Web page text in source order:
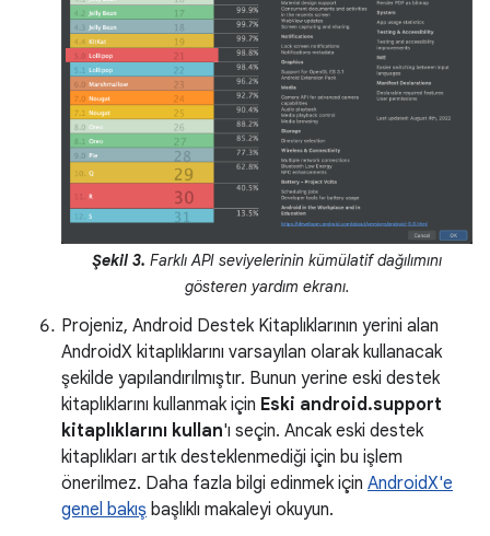
Şekil 3. Farklı API seviyelerinin kümülatif dağılımını
gösteren yardım ekranı.
Projeniz, Android Destek Kitaplıklarının yerini alan
AndroidX kitaplıklarını varsayılan olarak kullanacak
şekilde yapılandırılmıştır. Bunun yerine eski destek
kitaplıklarını kullanmak için Eski android.support
kitaplıklarını kullan'ı seçin. Ancak eski destek
kitaplıkları artık desteklenmediği için bu işlem
önerilmez. Daha fazla bilgi edinmek için AndroidX'e
genel bakış başlıklı makaleyi okuyun.